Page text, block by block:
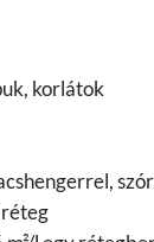
korlátok